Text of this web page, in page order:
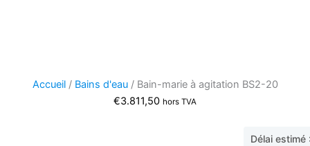
Accueil/ Bains d'eau/ Bain-marie à agitation BS2-20
€3.811,50 hors TVA
Délai